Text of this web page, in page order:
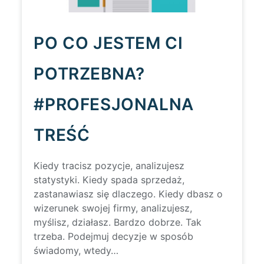
PO CO JESTEM CI
POTRZEBNA?
#PROFESJONALNA
TREŚĆ
Kiedy tracisz pozycje, analizujesz
statystyki. Kiedy spada sprzedaż,
zastanawiasz się dlaczego. Kiedy dbasz o
wizerunek swojej firmy, analizujesz,
myślisz, działasz. Bardzo dobrze. Tak
trzeba. Podejmuj decyzje w sposób
świadomy, wtedy…